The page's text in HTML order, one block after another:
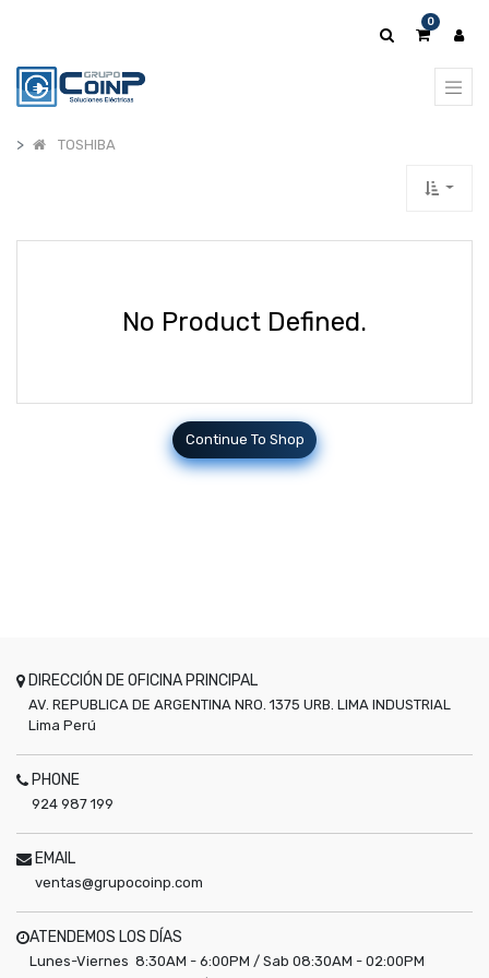
0
TOSHIBA
No Product Defined.
Continue To Shop
DIRECCIÓN DE OFICINA PRINCIPAL
AV. REPUBLICA DE ARGENTINA NRO. 1375 URB. LIMA INDUSTRIAL
Lima Perú
PHONE
924 987 199
EMAIL
ventas@grupocoinp.com
ATENDEMOS LOS DÍAS
Lunes-Viernes 8:30AM - 6:00PM / Sab 08:30AM - 02:00PM